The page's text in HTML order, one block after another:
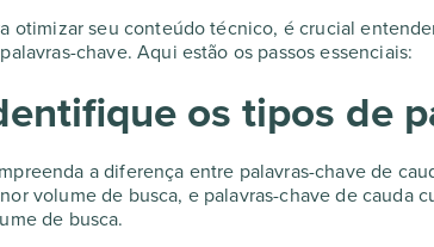
otimizar seu conteúdo técnico, é crucial
chave. Aqui estão os passos essenciais:
os tipos de
a diferença entre palavras-chave de
volume de busca, e palavras-chave de cauda
de busca.